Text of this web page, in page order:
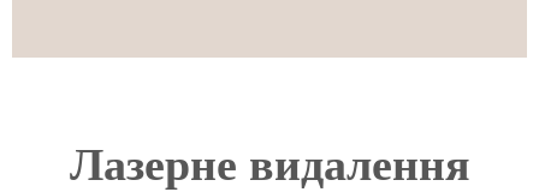
Лазерне видалення